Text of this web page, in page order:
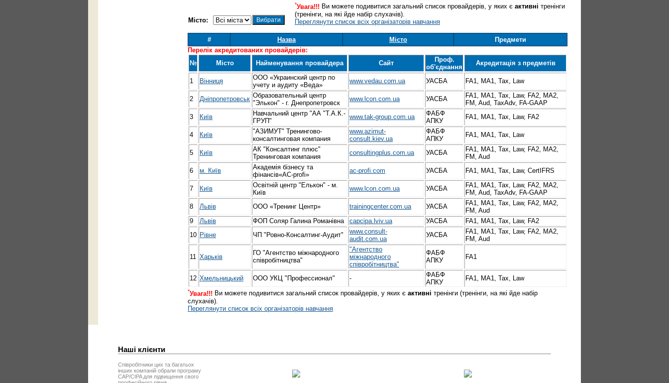
Місто:
*Увага!!! Ви можете подивитися загальний список провайдерів, у яких є активні тренінги
(тренінги, на які йде набір слухачів).
Переглянути список всіх організаторів навчання
# Назва Місто
Предмети
Перелік акредитованих провайдерів:
№
Місто Найменування провайдера Сайт
Проф.
об'єднання
Акредитація з предметів
1 Вінниця
ООО «Украинский центр по
учету и аудиту «Веда»
www.vedau.com.ua УАСБА FA1, MA1, Tax, Law
2 Дніпропетровськ Образовательный центр
"Элькон" - г. Днепропетровск
www.lcon.com.ua УАСБА
FA1, MA1, Tax, Law, FA2, MA2,
FM, Aud, TaxAdv, FA-GAAP
3
Київ
Навчальний центр "АА "Т.А.К.-
ГРУП"
www.tak-group.com.ua
ФАБФ
АПКУ
FA1, MA1, Tax, Law, FA2
4 Київ
"АЗИМУТ" Тренингово-
консалтинговая компания
www.azimut-
consult.kiev.ua
ФАБФ
АПКУ
FA1, MA1, Tax, Law
5 Київ
АК "Консалтинг плюс"
Тренинговая компания
consultingplus.com.ua УАСБА
FA1, MA1, Tax, Law, FA2, MA2,
FM, Aud
6
м. Київ
Академія бізнесу та
фінансів«AC-profi»
ac-profi.com УАСБА FA1, MA1, Tax, Law, CertIFRS
7 Київ
Освітній центр "Елькон" - м.
Київ
www.lcon.com.ua УАСБА
FA1, MA1, Tax, Law, FA2, MA2,
FM, Aud, TaxAdv, FA-GAAP
8
Львів ООО «Тренинг Центр» trainingcenter.com.ua УАСБА
FA1, MA1, Tax, Law, FA2, MA2,
FM, Aud
9
Львів ФОП Соляр Галина Романівна capcipa.lviv.ua УАСБА
FA1, MA1, Tax, Law, FA2
10 Рівне ЧП "Ровно-Консалтинг-Аудит"
www.consult-
audit.com.ua
УАСБА
FA1, MA1, Tax, Law, FA2, MA2,
FM, Aud
11 Харьків
ГО "Агентство міжнародного
співробітництва"
"Агентство
міжнародного
співробітництва"
ФАБФ
АПКУ
FA1
12 Хмельницький ООО УКЦ "Профессионал" -
ФАБФ
АПКУ
FA1, MA1, Tax, Law
*Увага!!! Ви можете подивитися загальний список провайдерів, у яких є активні тренінги (тренінги, на які йде набір
слухачів).
Переглянути список всіх організаторів навчання
Наші клієнти
Співробітники цих та багатьох
інших компаній обрали програму
CAP/CIPA для підвищення свого